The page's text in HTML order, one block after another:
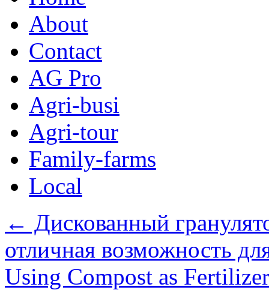
About
Contact
AG Pro
Agri-busi
Agri-tour
Family-farms
Local
← Дискованный
отличная возможность
Using Compost as